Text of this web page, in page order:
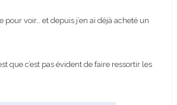
voir… et depuis j’en ai déjà acheté un
que c’est pas évident de faire ressortir les